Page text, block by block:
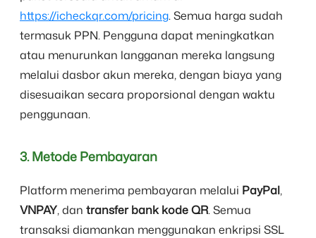
https://icheckqr.com/pricing. Semua harga sudah
termasuk PPN. Pengguna dapat meningkatkan
atau menurunkan langganan mereka langsung
melalui dasbor akun mereka, dengan biaya yang
disesuaikan secara proporsional dengan waktu
penggunaan.
3. Metode Pembayaran
Platform menerima pembayaran melalui PayPal,
VNPAY, dan transfer bank kode QR. Semua
transaksi diamankan menggunakan enkripsi SSL